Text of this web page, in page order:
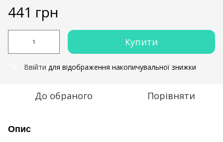
441 грн
Купити
Ввійти для відображення накопичувальної знижки
До обраного Порівняти
Опис